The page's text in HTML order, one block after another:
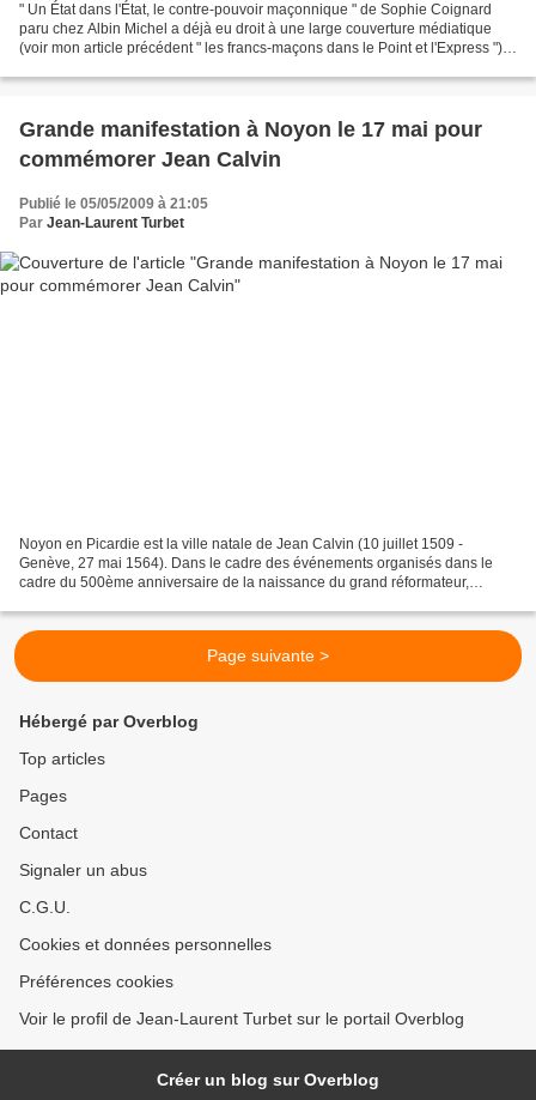
" Un État dans l'État, le contre-pouvoir maçonnique " de Sophie Coignard
paru chez Albin Michel a déjà eu droit à une large couverture médiatique
(voir mon article précédent " les francs-maçons dans le Point et l'Express ").
Grande manifestation à Noyon le 17 mai pour
commémorer Jean Calvin
Publié le 05/05/2009 à 21:05
Par Jean-Laurent Turbet
Noyon en Picardie est la ville natale de Jean Calvin (10 juillet 1509 -
Genève, 27 mai 1564). Dans le cadre des événements organisés dans le
cadre du 500ème anniversaire de la naissance du grand réformateur,
Page suivante >
Hébergé par Overblog
Top articles
Pages
Contact
Signaler un abus
C.G.U.
Cookies et données personnelles
Préférences cookies
Voir le profil de Jean-Laurent Turbet sur le portail Overblog
Créer un blog sur Overblog